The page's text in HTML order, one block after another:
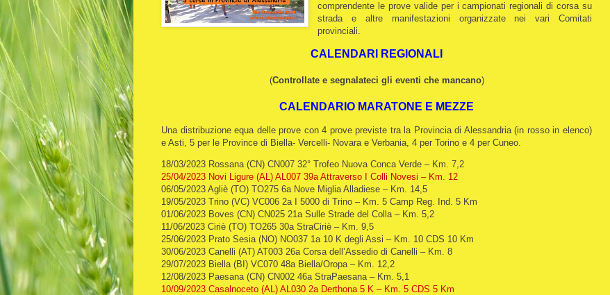
comprendente le prove valide per i campionati regionali di corsa su
strada e altre manifestazioni organizzate nei vari Comitati
provinciali.
CALENDARI REGIONALI
(Controllate e segnalateci gli eventi che mancano)
CALENDARIO MARATONE E MEZZE
Una distribuzione equa delle prove con 4 prove previste tra la Provincia di Alessandria (in rosso in elenco)
e Asti, 5 per le Province di Biella- Vercelli- Novara e Verbania, 4 per Torino e 4 per Cuneo.
18/03/2023 Rossana (CN) CN007 32° Trofeo Nuova Conca Verde – Km. 7,2
25/04/2023 Novi Ligure (AL) AL007 39a Attraverso I Colli Novesi – Km. 12
06/05/2023 Agliè (TO) TO275 6a Nove Miglia Alladiese – Km. 14,5
19/05/2023 Trino (VC) VC006 2a I 5000 di Trino – Km. 5 Camp Reg. Ind. 5 Km
01/06/2023 Boves (CN) CN025 21a Sulle Strade del Colla – Km. 5,2
11/06/2023 Ciriè (TO) TO265 30a StraCiriè – Km. 9,5
25/06/2023 Prato Sesia (NO) NO037 1a 10 K degli Assi – Km. 10 CDS 10 Km
30/06/2023 Canelli (AT) AT003 26a Corsa dell’Assedio di Canelli – Km. 8
29/07/2023 Biella (BI) VC070 48a Biella/Oropa – Km. 12,2
12/08/2023 Paesana (CN) CN002 46a StraPaesana – Km. 5,1
10/09/2023 Casalnoceto (AL) AL030 2a Derthona 5 K – Km. 5 CDS 5 Km